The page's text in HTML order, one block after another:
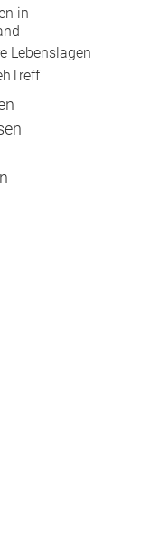
in
Lebenslagen